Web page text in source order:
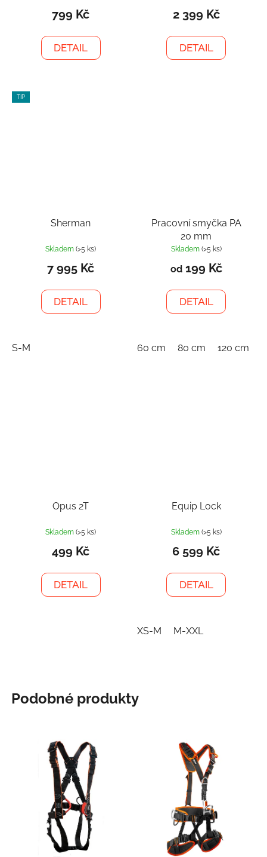
799 Kč
DETAIL
2 399 Kč
DETAIL
TIP
Sherman
Skladem(>5 ks)
7 995 Kč
DETAIL
S-M
Pracovní smyčka PA
20 mm
Skladem (>5 ks)
od199 Kč
DETAIL
60 cm 80 cm 120 cm
Opus 2T
Skladem(>5 ks)
499 Kč
DETAIL
Equip Lock
Skladem (>5 ks)
6 599 Kč
DETAIL
XS-M M-XXL
Podobné produkty